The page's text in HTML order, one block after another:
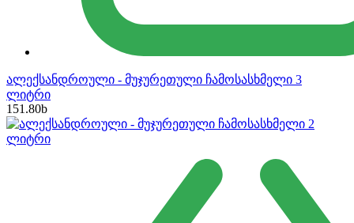
ალექსანდროული - მუჯურეთული ჩამოსასხმელი 3
ლიტრი
151.80b